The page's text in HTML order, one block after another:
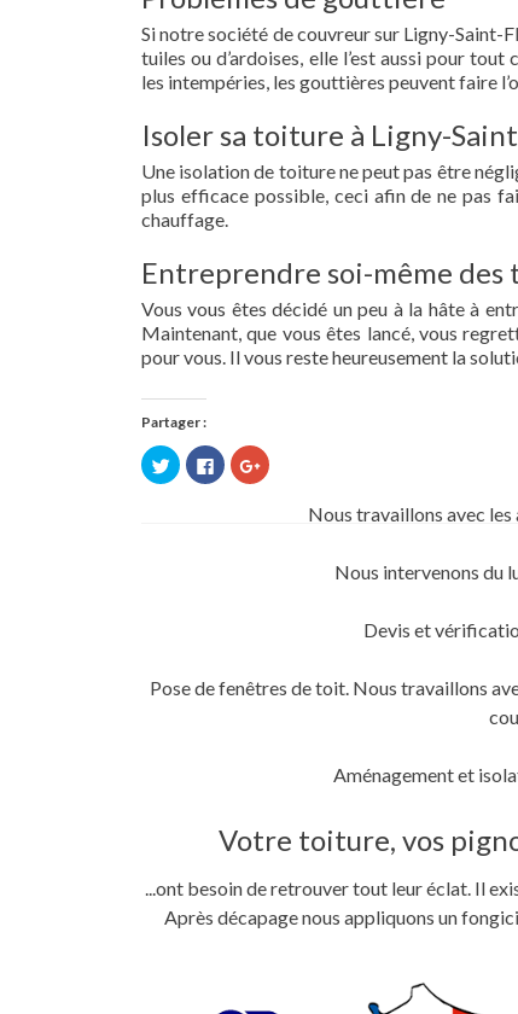
Si notre société de couvreur sur Ligny-Saint-
tuiles ou d’ardoises, elle l’est aussi pour
les intempéries, les gouttières peuvent faire
Isoler sa toiture à Ligny-
Une isolation de toiture ne peut pas être
plus efficace possible, ceci afin de ne pas
chauffage.
Entreprendre soi-même
Vous vous êtes décidé un peu à la hâte à
Maintenant, que vous êtes lancé, vous
pour vous. Il vous reste heureusement la
Partager :
Cliquez
pour
partager
Cliquez
pour
partager
Facebook(ouvre
Cliquez
pour
Google+Nous travaillons avec
Nous intervenons du
Devis et
Pose de fenêtres de toit. Nous travaillons
Aménagement et
Votre toiture, vos
...ont besoin de retrouver tout leur éclat. Il
Après décapage nous appliquons un